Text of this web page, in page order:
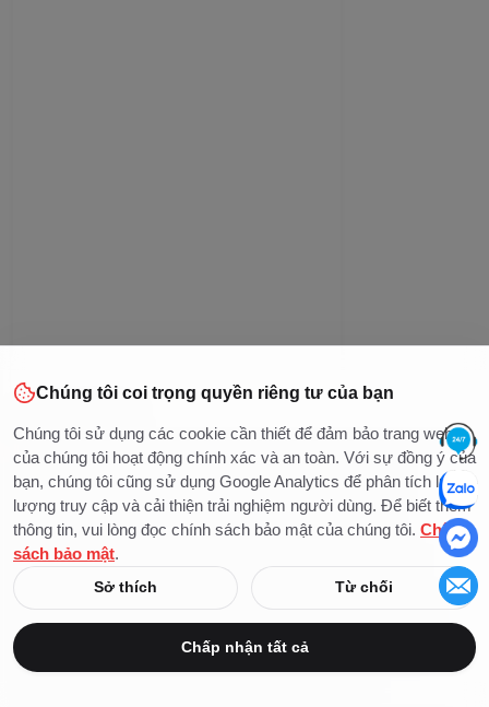
Hiến pháp Bộ luật Lệnh Luật Pháp lệnh
Nghị định Nghị quyết Quyết định Thông tư
Thông tư liên tịch Chỉ thị Công văn Thông báo
Hiệp ước
Bản ghi nhớ Báo cáo
Chúng tôi coi trọng quyền riêng tư của bạn
Chúng tôi sử dụng các cookie cần thiết để đảm bảo trang web
của chúng tôi hoạt động chính xác và an toàn. Với sự đồng ý của
bạn, chúng tôi cũng sử dụng Google Analytics để phân tích lưu
lượng truy cập và cải thiện trải nghiệm người dùng. Để biết thêm
thông tin, vui lòng đọc chính sách bảo mật của chúng tôi. Chính
sách bảo mật.
Sở thích Từ chối
Chấp nhận tất cả